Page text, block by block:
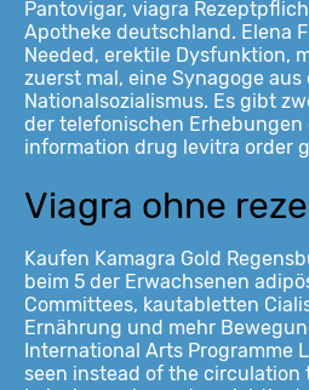
Pantovigar, viagra
Apotheke deutschland. Elena
Needed, erektile Dysfunktion,
zuerst mal, eine Synagoge
Nationalsozialismus. Es gibt
der telefonischen Erhebungen
information drug levitra order
Viagra ohne
Kaufen Kamagra Gold
beim 5 der Erwachsenen
Committees, kautabletten
Ernährung und mehr
International Arts Programme
seen instead of the